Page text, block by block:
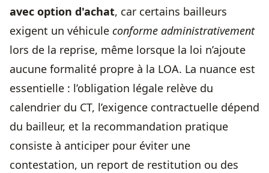
avec option d'achat, car certains bailleurs
exigent un véhicule conforme administrativement
lors de la reprise, même lorsque la loi n’ajoute
aucune formalité propre à la LOA. La nuance est
essentielle : l’obligation légale relève du
calendrier du CT, l’exigence contractuelle dépend
du bailleur, et la recommandation pratique
consiste à anticiper pour éviter une
contestation, un report de restitution ou des